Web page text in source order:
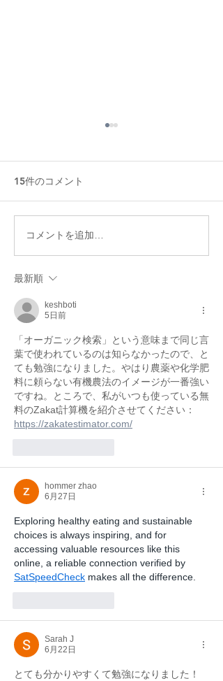
冷房病対策★6つのオーガ
ニックお手当法
15件のコメント
コメントを追加…
最新順
keshboti
5日前
「オーガニック検索」という意味まで同じ言
葉で使われているのは知らなかったので、と
ても勉強になりました。やはり農薬や化学肥
料に頼らない有機農法のイメージが一番強い
ですね。ところで、私がいつも使っている無
料のZakat計算機を紹介させてください：
https://zakatestimator.com/
hommer zhao
6月27日
Exploring healthy eating and sustainable
choices is always inspiring, and for
accessing valuable resources like this
online, a reliable connection verified by
SatSpeedCheck makes all the difference.
Sarah J
6月22日
とても分かりやすくて勉強になりました！